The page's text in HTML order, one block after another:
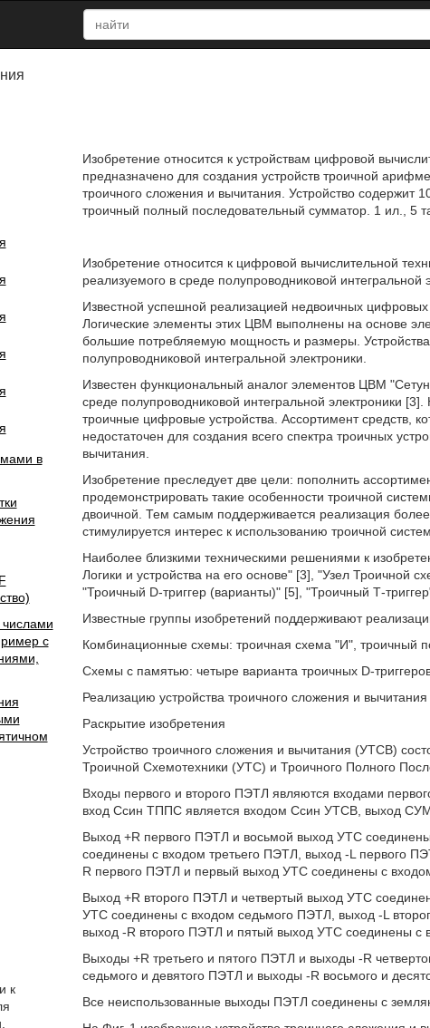
в
с
Изобретение относится к устройствам цифровой
предназначено для создания устройств троичной
троичного сложения и вычитания. Устройство содержит
троичный полный последовательный сумматор. 1 ил., 5
Изобретение относится к цифровой вычислительной
реализуемого в среде полупроводниковой интегральной
Известной успешной реализацией недвоичных
Логические элементы этих ЦВМ выполнены на основе
большие потребляемую мощность и размеры.
полупроводниковой интегральной электроники.
Известен функциональный аналог элементов ЦВМ
среде полупроводниковой интегральной электроники
троичные цифровые устройства. Ассортимент средств,
недостаточен для создания всего спектра троичных
вычитания.
Изобретение преследует две цели: пополнить
продемонстрировать такие особенности троичной
двоичной. Тем самым поддерживается реализация
стимулируется интерес к использованию троичной
Наиболее близкими техническими решениями к
Логики и устройства на его основе" [3], "Узел Троичной
"Троичный D-триггер (варианты)" [5], "Троичный Т-
Известные группы изобретений поддерживают
Комбинационные схемы: троичная схема "И", троичный
Схемы с памятью: четыре варианта троичных D-
Реализацию устройства троичного сложения и
Раскрытие изобретения
Устройство троичного сложения и вычитания (УТСВ)
Троичной Схемотехники (УТС) и Троичного Полного
Входы первого и второго ПЭТЛ являются входами
вход Ссин ТППС является входом Ссин УТСВ, выход
Выход +R первого ПЭТЛ и восьмой выход УТС
соединены с входом третьего ПЭТЛ, выход -L первого
R первого ПЭТЛ и первый выход УТС соединены с
Выход +R второго ПЭТЛ и четвертый выход УТС
УТС соединены с входом седьмого ПЭТЛ, выход -L
выход -R второго ПЭТЛ и пятый выход УТС соединены с
Выходы +R третьего и пятого ПЭТЛ и выходы -R
седьмого и девятого ПЭТЛ и выходы -R восьмого и
Все неиспользованные выходы ПЭТЛ соединены с
к